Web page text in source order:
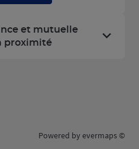
et mutuelle
proximité
Powered by evermaps ©